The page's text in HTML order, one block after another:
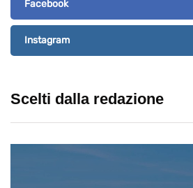
Facebook
Instagram
Scelti dalla redazione